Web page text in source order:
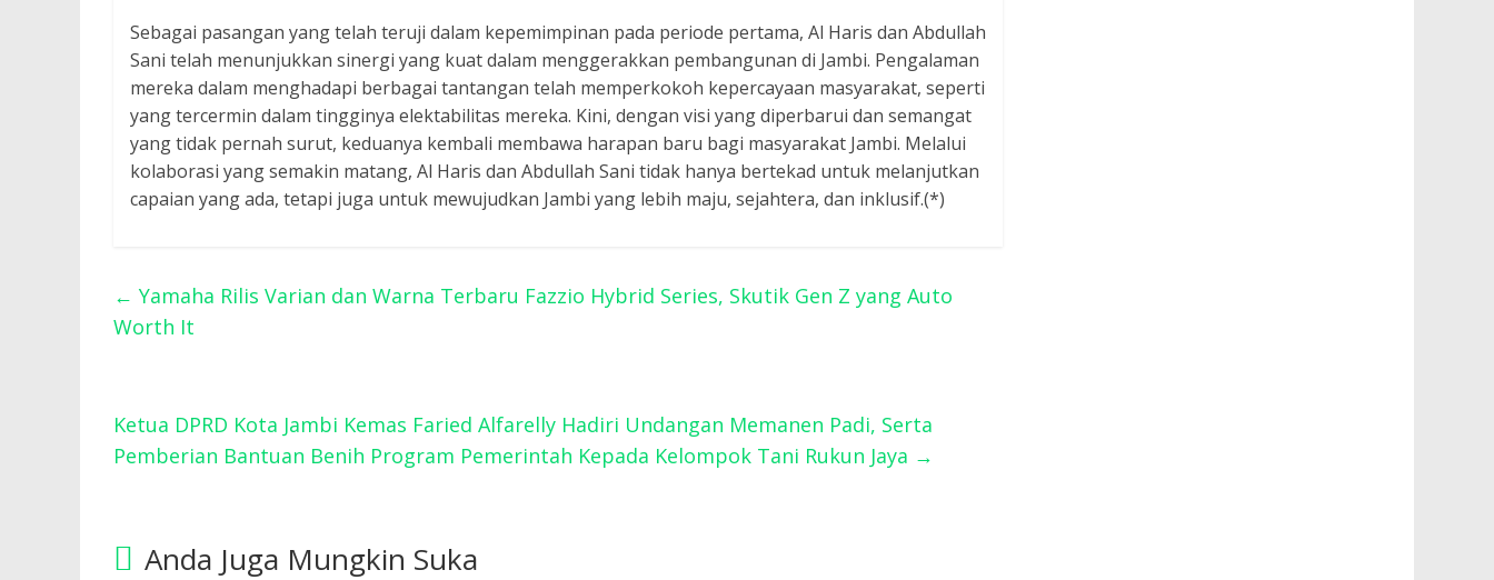
Sebagai pasangan yang telah teruji dalam kepemimpinan pada periode pertama, Al Haris dan Abdullah
Sani telah menunjukkan sinergi yang kuat dalam menggerakkan pembangunan di Jambi. Pengalaman
mereka dalam menghadapi berbagai tantangan telah memperkokoh kepercayaan masyarakat, seperti
yang tercermin dalam tingginya elektabilitas mereka. Kini, dengan visi yang diperbarui dan semangat
yang tidak pernah surut, keduanya kembali membawa harapan baru bagi masyarakat Jambi. Melalui
kolaborasi yang semakin matang, Al Haris dan Abdullah Sani tidak hanya bertekad untuk melanjutkan
capaian yang ada, tetapi juga untuk mewujudkan Jambi yang lebih maju, sejahtera, dan inklusif.(*)
← Yamaha Rilis Varian dan Warna Terbaru Fazzio Hybrid Series, Skutik Gen Z yang Auto
Worth It
Ketua DPRD Kota Jambi Kemas Faried Alfarelly Hadiri Undangan Memanen Padi, Serta
Pemberian Bantuan Benih Program Pemerintah Kepada Kelompok Tani Rukun Jaya →
Anda Juga Mungkin Suka